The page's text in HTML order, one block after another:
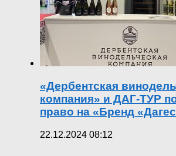
«Дербентская
компания» и ДАГ-ТУР
право на «Бренд
22.12.2024 08:12